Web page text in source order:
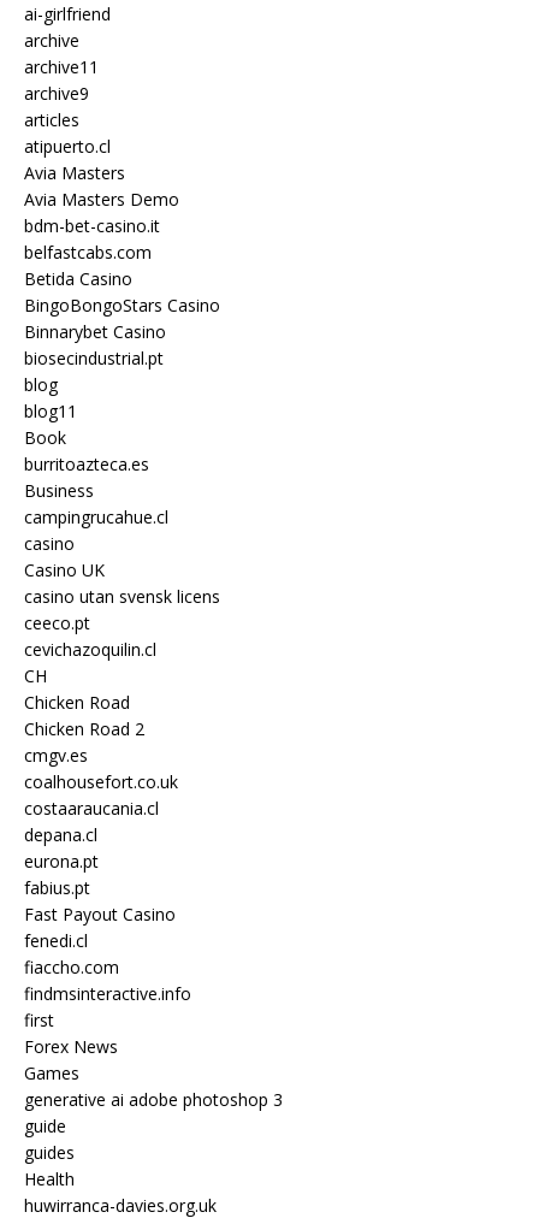
ai-girlfriend
archive
archive11
archive9
articles
atipuerto.cl
Avia Masters
Avia Masters Demo
bdm-bet-casino.it
belfastcabs.com
Betida Casino
BingoBongoStars Casino
Binnarybet Casino
biosecindustrial.pt
blog
blog11
Book
burritoazteca.es
Business
campingrucahue.cl
casino
Casino UK
casino utan svensk licens
ceeco.pt
cevichazoquilin.cl
CH
Chicken Road
Chicken Road 2
cmgv.es
coalhousefort.co.uk
costaaraucania.cl
depana.cl
eurona.pt
fabius.pt
Fast Payout Casino
fenedi.cl
fiaccho.com
findmsinteractive.info
first
Forex News
Games
generative ai adobe photoshop 3
guide
guides
Health
huwirranca-davies.org.uk